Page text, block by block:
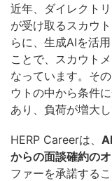
近年、ダイレクト
が受け取るスカウ
らに、生成AIを活
ことで、スカウト
なっています。そ
ウトの中から条件
あり、負荷が増大し
HERP Careerは、
からの面談確約の
ファーを承諾する